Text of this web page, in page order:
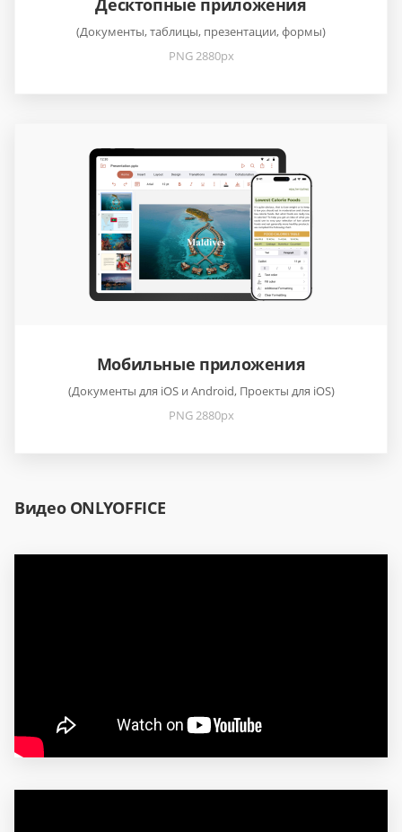
Десктопные приложения
(Документы, таблицы, презентации, формы)
PNG 2880px
Мобильные приложения
(Документы для iOS и Android, Проекты для iOS)
PNG 2880px
Видео ONLYOFFICE